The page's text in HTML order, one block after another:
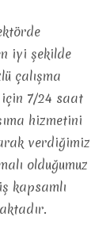
iyi şekilde
çalışma
için 7/24 saat
hizmetini
verdiğimiz
olduğumuz
kapsamlı